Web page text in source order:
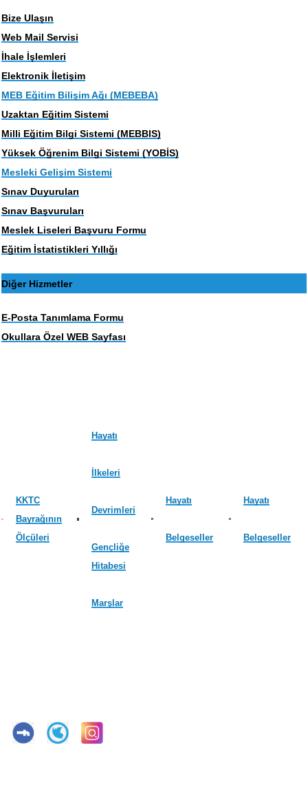
Bize Ulaşın
Web Mail Servisi
İhale İşlemleri
Elektronik İletişim
MEB Eğitim Bilişim Ağı (MEBEBA)
Uzaktan Eğitim Sistemi
Milli Eğitim Bilgi Sistemi (MEBBIS)
Yüksek Öğrenim Bilgi Sistemi (YOBİS)
Mesleki Gelişim Sistemi
Sınav Duyuruları
Sınav Başvuruları
Meslek Liseleri Başvuru Formu
Eğitim İstatistikleri Yıllığı
Diğer Hizmetler
E-Posta Tanımlama Formu
Okullara Özel WEB Sayfası
KKTC
Bayrağının
Ölçüleri
Hayatı
İlkeleri
Devrimleri
Gençliğe
Hitabesi
Marşlar
Hayatı
Belgeseller
Hayatı
Belgeseller